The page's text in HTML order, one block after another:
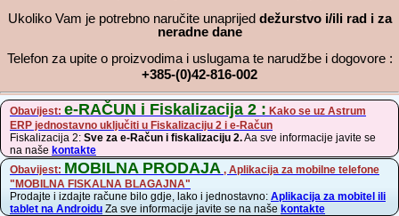
Ukoliko Vam je potrebno naručite unaprijed dežurstvo i/ili rad i za
neradne dane
Telefon za upite o proizvodima i uslugama te narudžbe i dogovore :
+385-(0)42-816-002
Obavijest: e-RAČUN i Fiskalizacija 2 : Kako se uz Astrum
ERP jednostavno uključiti u Fiskalizaciju 2 i e-Račun
Fiskalizacija 2: Sve za e-Račun i fiskalizaciju 2.Aa sve informacije javite se
na naše kontakte
Obavijest: MOBILNA PRODAJA , Aplikacija za mobilne telefone
"MOBILNA FISKALNA BLAGAJNA"
Prodajte i izdajte račune bilo gdje, lako i jednostavno: Aplikacija za mobitel ili
tablet na Androidu Za sve informacije javite se na naše kontakte